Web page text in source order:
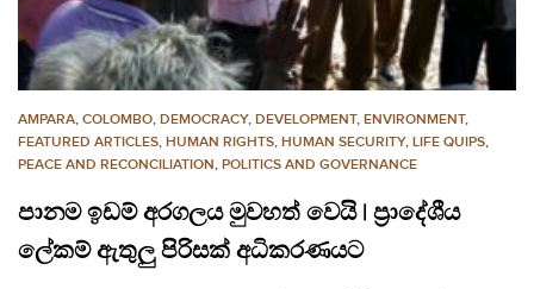
AMPARA, COLOMBO, DEMOCRACY, DEVELOPMENT, ENVIRONMENT,
FEATURED ARTICLES, HUMAN RIGHTS, HUMAN SECURITY, LIFE QUIPS,
PEACE AND RECONCILIATION, POLITICS AND GOVERNANCE
පානම ඉඩම් අරගලය මුවහත් වෙයි | ප්‍රාදේශීය
ලේකම් ඇතුලු පිරිසක් අධිකරණයට